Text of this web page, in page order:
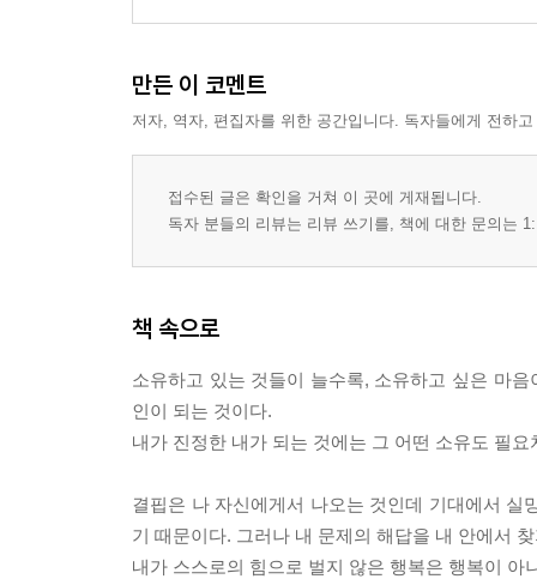
만든 이 코멘트
저자, 역자, 편집자를 위한 공간입니다. 독자들에게 전하
접수된 글은 확인을 거쳐 이 곳에 게재됩니다.
독자 분들의 리뷰는 리뷰 쓰기를, 책에 대한 문의는
책 속으로
소유하고 있는 것들이 늘수록, 소유하고 싶은 마
인이 되는 것이다.
내가 진정한 내가 되는 것에는 그 어떤 소유도 필요
결핍은 나 자신에게서 나오는 것인데 기대에서
기 때문이다. 그러나 내 문제의 해답을 내 안에서
내가 스스로의 힘으로 벌지 않은 행복은 행복이 아